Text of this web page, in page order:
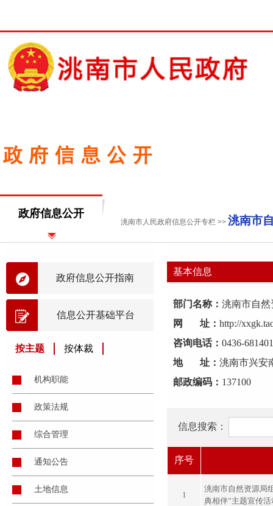
政府信息公开
洮南市人民政府信息公开专栏 >> 洮南市
基本信息
部门名称： 洮南市自然
网 址： http://
咨询电话： 0436-
地 址： 洮南市兴安
邮政编码： 137100
信息搜索：
序号
1
洮南市自然资源局
典相伴”主题宣传活
政府信息公开指南
信息公开基础平台
按主题 按体裁
机构职能
政策法规
综合管理
通知公告
土地信息